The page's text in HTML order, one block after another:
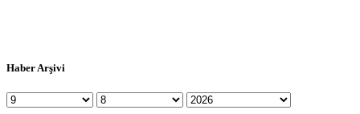
Haber Arşivi